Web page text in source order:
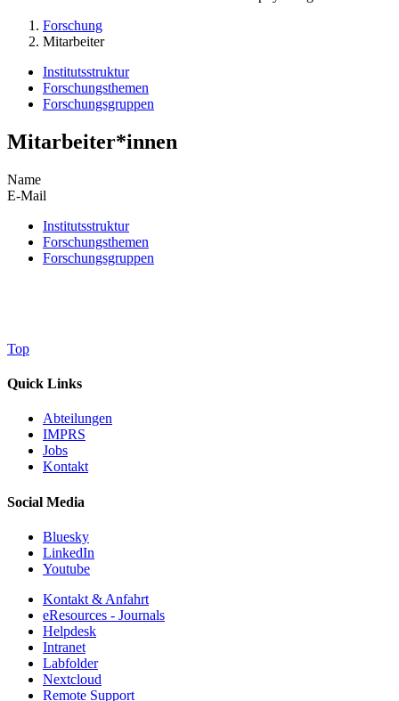
Forschung
Mitarbeiter
Institutsstruktur
Forschungsthemen
Forschungsgruppen
Mitarbeiter*innen
Name
E-Mail
Institutsstruktur
Forschungsthemen
Forschungsgruppen
Top
Quick Links
Abteilungen
IMPRS
Jobs
Kontakt
Social Media
Bluesky
LinkedIn
Youtube
Kontakt & Anfahrt
eResources - Journals
Helpdesk
Intranet
Labfolder
Nextcloud
Remote Support